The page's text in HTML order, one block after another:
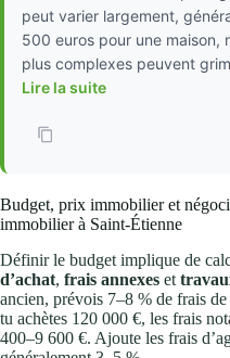
peut varier largement,
500 euros pour une maison,
plus complexes peuvent
Lire la suite
Budget, prix immobilier et
immobilier à Saint‑Étienne
Définir le budget implique de
d’achat, frais annexes et
ancien, prévois 7–8 % de frais
tu achètes 120 000 €, les frais
400–9 600 €. Ajoute les frais